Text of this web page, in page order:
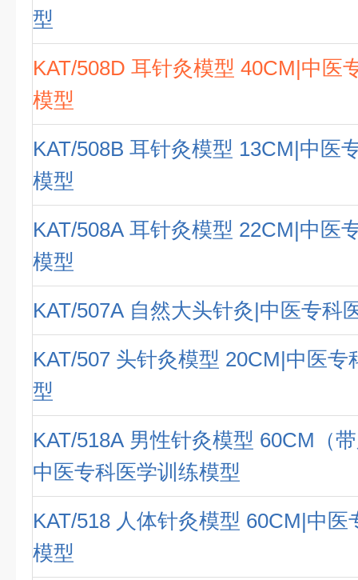
型
KAT/508D 耳针灸模型 40CM|中医
模型
KAT/508B 耳针灸模型 13CM|中医
模型
KAT/508A 耳针灸模型 22CM|中医
模型
KAT/507A 自然大头针灸|中医专科
KAT/507 头针灸模型 20CM|中医专
型
KAT/518A 男性针灸模型 60CM（
中医专科医学训练模型
KAT/518 人体针灸模型 60CM|中医
模型